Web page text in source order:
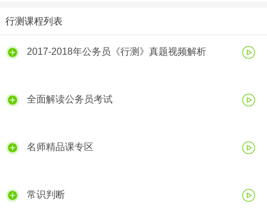
行测课程列表
2017-2018年公务员《行测》真题视频解析
全面解读公务员考试
名师精品课专区
常识判断